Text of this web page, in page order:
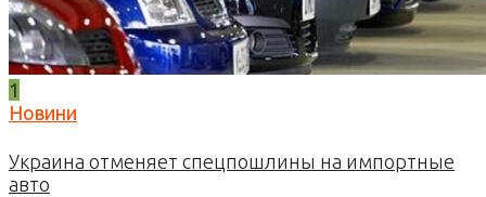
1
Новини
Украина отменяет спецпошлины на импортные
авто